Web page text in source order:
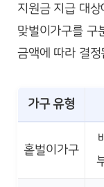
지원금 지급 대
맞벌이가구를 구
금액에 따라 결정
가구 유형
홑벌이가구